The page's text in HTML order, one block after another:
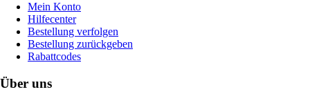
Mein Konto
Hilfecenter
Bestellung verfolgen
Bestellung zurückgeben
Rabattcodes
Über uns